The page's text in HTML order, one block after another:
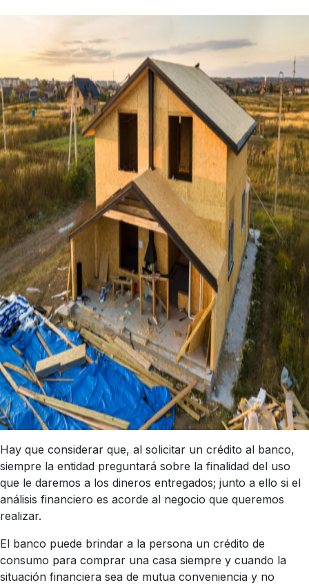
Hay que considerar que, al solicitar un crédito al banco,
siempre la entidad preguntará sobre la finalidad del uso
que le daremos a los dineros entregados; junto a ello si el
análisis financiero es acorde al negocio que queremos
realizar.
El banco puede brindar a la persona un crédito de
consumo para comprar una casa siempre y cuando la
situación financiera sea de mutua conveniencia y no